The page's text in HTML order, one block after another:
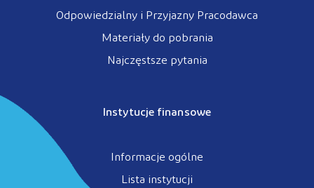
Odpowiedzialny i Przyjazny Pracodawca
Materiały do pobrania
Najczęstsze pytania
Instytucje finansowe
Informacje ogólne
Lista instytucji